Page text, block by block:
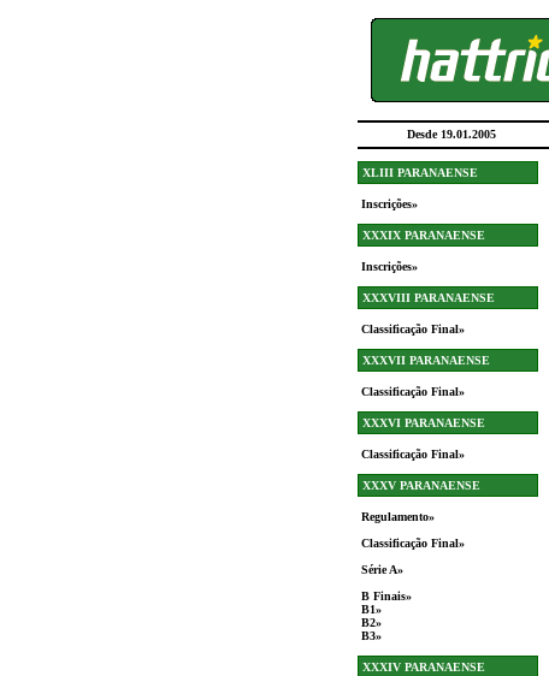
Desde 19.01.2005
XLIII PARANAENSE
Inscrições»
XXXIX PARANAENSE
Inscrições»
XXXVIII PARANAENSE
Classificação Final»
XXXVII PARANAENSE
Classificação Final»
XXXVI PARANAENSE
Classificação Final»
XXXV PARANAENSE
Regulamento»
Classificação Final»
Série A»
B Finais»
B1»
B2»
B3»
XXXIV PARANAENSE